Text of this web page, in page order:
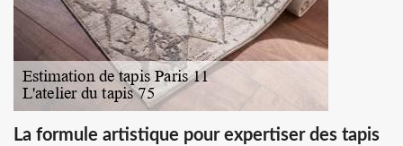
La formule artistique pour expertiser des tapis